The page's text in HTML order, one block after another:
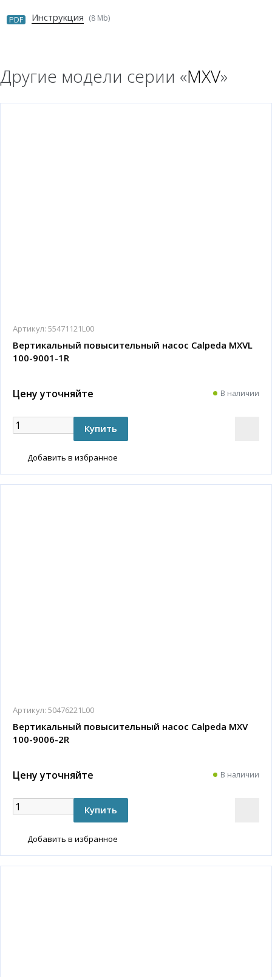
PDF Инструкция (8 Mb)
Другие модели серии «MXV»
Артикул: 55471121L00
Вертикальный повысительный насос Calpeda MXVL
100-9001-1R
Цену уточняйте В наличии
Добавить в избранное
Артикул: 50476221L00
Вертикальный повысительный насос Calpeda MXV
100-9006-2R
Цену уточняйте В наличии
Добавить в избранное